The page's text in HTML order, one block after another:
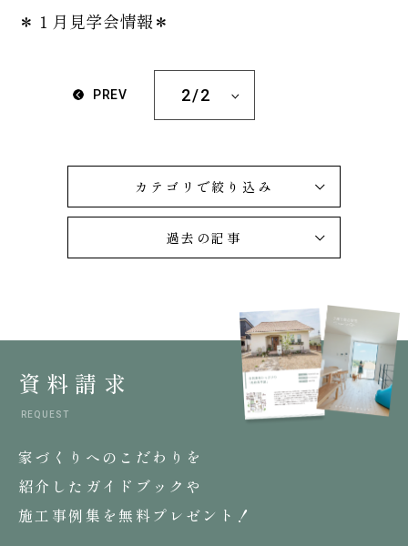
＊１月見学会情報＊
PREV 2/2
カテゴリで絞り込み
過去の記事
資料請求
REQUEST
家づくりへのこだわりを
紹介したガイドブックや
施工事例集を無料プレゼント！